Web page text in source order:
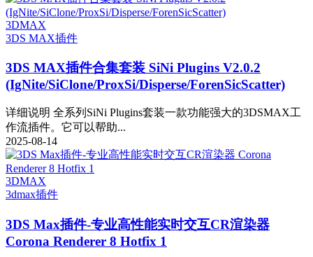
3DMAX
3DS MAX插件
3DS MAX插件合集套装 SiNi Plugins V2.0.2
(IgNite/SiClone/ProxSi/Disperse/ForenSicScatter)
详细说明 全系列SiNi Plugins套装一款功能强大的3DSMAX工
作流插件。它可以帮助...
2025-08-14
3DMAX
3dmax插件
3DS Max插件-专业高性能实时交互CR渲染器
Corona Renderer 8 Hotfix 1